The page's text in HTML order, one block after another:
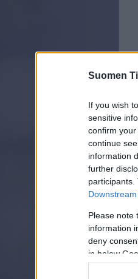
Suomen
If you wish
sensitive
confirm
continue
information
further
Please note
information
deny
in below